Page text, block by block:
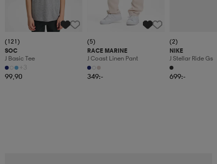
(121)
SOC
J Basic Tee
+3
99,90
(5)
RACE MARINE
J Coast Linen Pant
349:-
(2)
NIKE
J Stellar Ride Gs
699:-